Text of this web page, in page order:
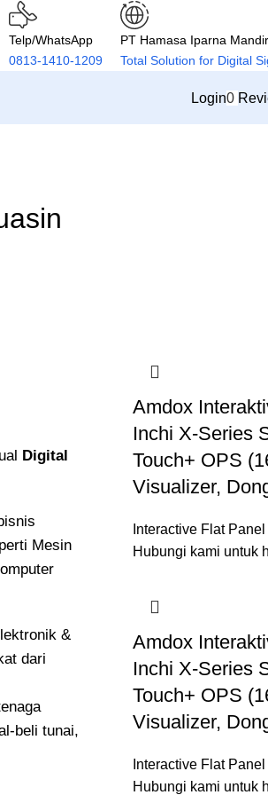
Telp/WhatsApp
0813-1410-1209
PT Hamasa Iparna
Total Solution for Digital
Login0
Digital
Mesin
&
dari
beli tunai,
Amdox
Inchi X-Series
Touch+ OPS
Visualizer,
Interactive Flat Panel
Hubungi kami untuk
Amdox
Inchi X-Series
Touch+ OPS
Visualizer,
Interactive Flat Panel
Hubungi kami untuk